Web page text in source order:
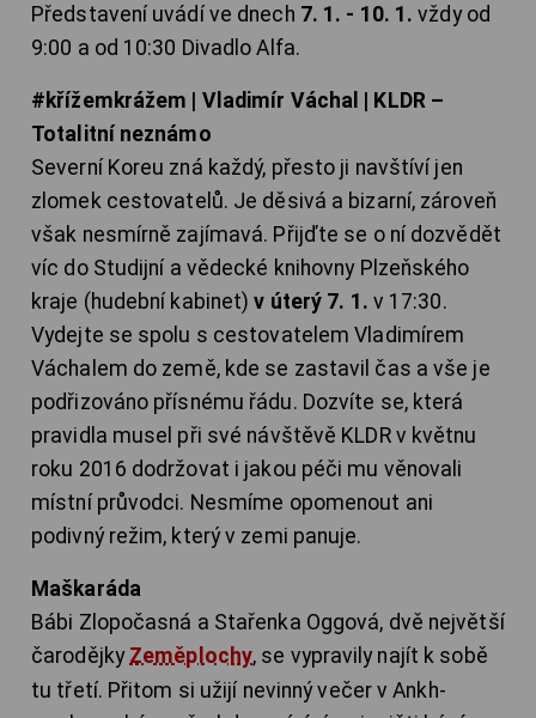
Představení uvádí ve dnech 7. 1. - 10. 1. vždy od
9:00 a od 10:30 Divadlo Alfa.
#křížemkrážem | Vladimír Váchal | KLDR –
Totalitní neznámo
Severní Koreu zná každý, přesto ji navštíví jen
zlomek cestovatelů. Je děsivá a bizarní, zároveň
však nesmírně zajímavá. Přijďte se o ní dozvědět
víc do Studijní a vědecké knihovny Plzeňského
kraje (hudební kabinet)v úterý 7. 1. v 17:30.
Vydejte se spolu s cestovatelem Vladimírem
Váchalem do země, kde se zastavil čas a vše je
podřizováno přísnému řádu. Dozvíte se, která
pravidla musel při své návštěvě KLDR v květnu
roku 2016 dodržovat i jakou péči mu věnovali
místní průvodci. Nesmíme opomenout ani
podivný režim, který v zemi panuje.
Maškaráda
Bábi Zlopočasná a Stařenka Oggová, dvě největší
čarodějky Zeměplochy, se vypravily najít k sobě
tu třetí. Přitom si užijí nevinný večer v Ankh-